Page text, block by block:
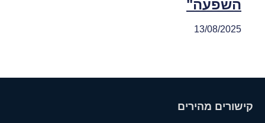
השפעה"
13/08/2025
קישורים מהירים